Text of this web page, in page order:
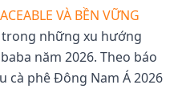
VÀ BỀN VỮNG
trong những xu hướng
năm 2026. Theo báo
cà phê Đông Nam Á 2026